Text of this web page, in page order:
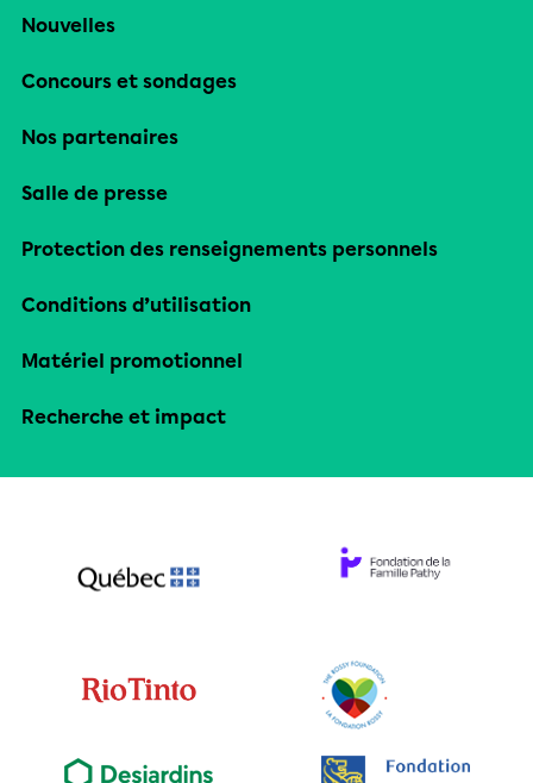
Nouvelles
Concours et sondages
Nos partenaires
Salle de presse
Protection des renseignements personnels
Conditions d’utilisation
Matériel promotionnel
Recherche et impact